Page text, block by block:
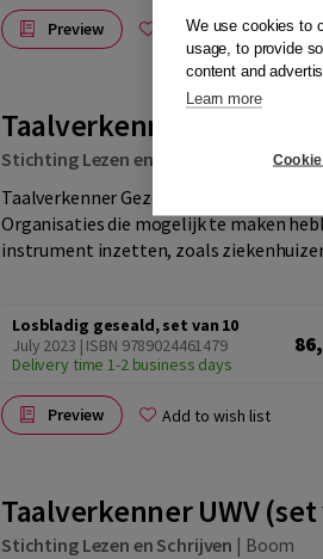
Preview Add to wish list
Taalverkenner
Stichting Lezen en Schrijven
Boom
Taalverkenner Gezondheid gaat over
Organisaties die mogelijk te maken
instrument inzetten, zoals
Losbladig geseald, set van 10
July 2023 | ISBN 9789024461479
Delivery time 1-2 business days
Preview Add to wish list
Taalverkenner UWV (set
Stichting Lezen en Schrijven | Boom
We use cookies to
usage, to provide
content and
Learn more